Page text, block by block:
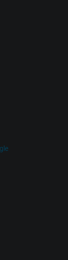
darüber, wie der
Analytics
Analysen.